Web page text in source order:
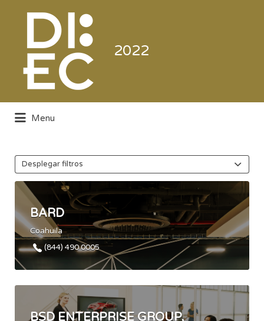
2022
Buscar
Menu
Desplegar filtros
BARD
Coahuila
(844) 490 0005
BSD ENTERPRISE GROUP,